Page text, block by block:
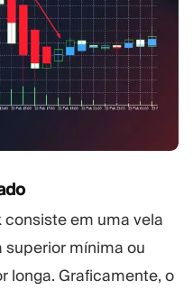
em uma vela
mínima ou
longa. Graficamente, o